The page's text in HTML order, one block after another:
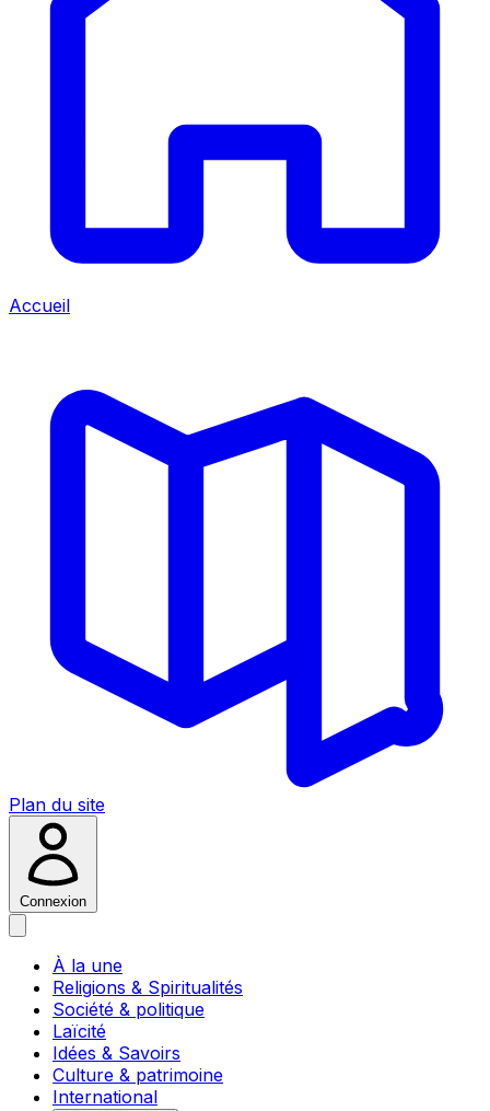
Accueil
Plan du site
Connexion
À la une
Religions & Spiritualités
Société & politique
Laïcité
Idées & Savoirs
Culture & patrimoine
International